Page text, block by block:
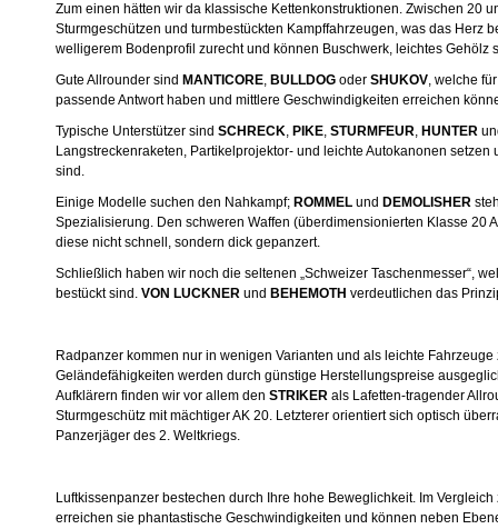
Zum einen hätten wir da klassische Kettenkonstruktionen. Zwischen 20
Sturmgeschützen und turmbestückten Kampffahrzeugen, was das Herz
welligerem Bodenprofil zurecht und können Buschwerk, leichtes Gehölz
Gute Allrounder sind MANTICORE, BULLDOG oder SHUKOV, welche
passende Antwort haben und mittlere Geschwindigkeiten erreichen
Typische Unterstützer sind SCHRECK, PIKE, STURMFEUR, HUNTER
Langstreckenraketen, Partikelprojektor- und leichte Autokanonen
sind.
Einige Modelle suchen den Nahkampf; ROMMEL und DEMOLISHER
Spezialisierung. Den schweren Waffen (überdimensionierten Klasse 20
diese nicht schnell, sondern dick gepanzert.
Schließlich haben wir noch die seltenen „Schweizer Taschenmesser“,
bestückt sind. VON LUCKNER und BEHEMOTH verdeutlichen das
Radpanzer kommen nur in wenigen Varianten und als leichte
Geländefähigkeiten werden durch günstige Herstellungspreise
Aufklärern finden wir vor allem den STRIKER als Lafetten-tragender
Sturmgeschütz mit mächtiger AK 20. Letzterer orientiert sich optisch
Panzerjäger des 2. Weltkriegs.
Luftkissenpanzer bestechen durch Ihre hohe Beweglichkeit. Im
erreichen sie phantastische Geschwindigkeiten und können neben